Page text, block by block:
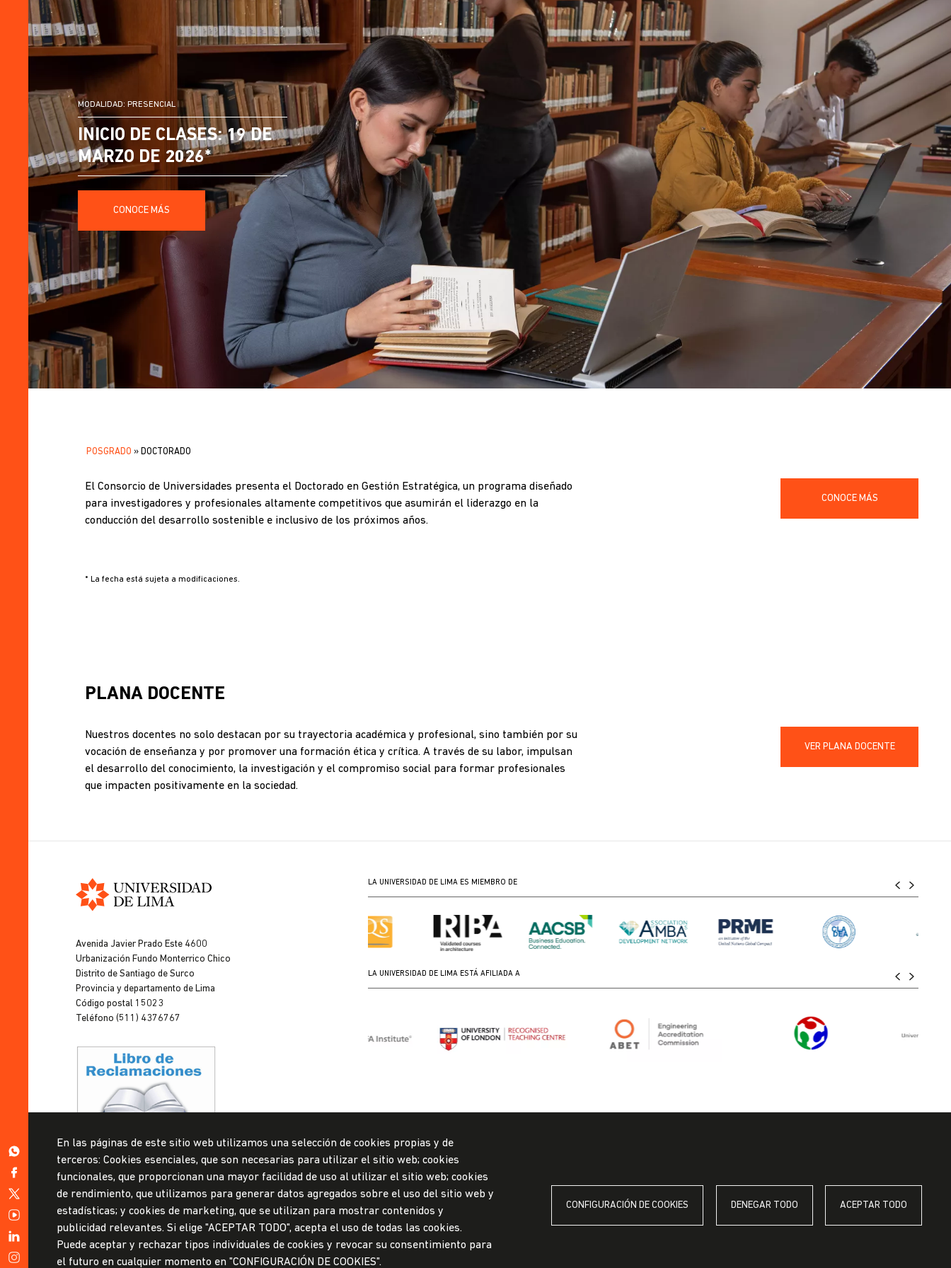
MODALIDAD: PRESENCIAL
INICIO DE CLASES: 19 DE
MARZO DE 2026*
CONOCE MÁS
.SOBRESCRIBIR
ENLACES
DE
A
POSGRADO DOCTORADO
El Consorcio de Universidades presenta el Doctorado en Gestión Estratégica, un programa diseñado
para investigadores y profesionales altamente competitivos que asumirán el liderazgo en la
conducción del desarrollo sostenible e inclusivo de los próximos años.
* La fecha está sujeta a modificaciones.
CONOCE MÁS
PLANA DOCENTE
Nuestros docentes no solo destacan por su trayectoria académica y profesional, sino también por su
vocación de enseñanza y por promover una formación ética y crítica. A través de su labor, impulsan
el desarrollo del conocimiento, la investigación y el compromiso social para formar profesionales
que impacten positivamente en la sociedad.
VER PLANA DOCENTE
de
Lima
Avenida Javier Prado Este 4600
Urbanización Fundo Monterrico Chico
Distrito de Santiago de Surco
Provincia y departamento de Lima
Código postal 15023
Teléfono (511) 4376767
Mesa de partes
© Universidad de Lima, 2024
Todos los derechos reservados
Diseñado porPartners
LA UNIVERSIDAD DE LIMA ES MIEMBRO DE
LA UNIVERSIDAD DE LIMA ESTÁ AFILIADA A
En las páginas de este sitio web utilizamos una selección de cookies propias y de
terceros: Cookies esenciales, que son necesarias para utilizar el sitio web; cookies
funcionales, que proporcionan una mayor facilidad de uso al utilizar el sitio web; cookies
de rendimiento, que utilizamos para generar datos agregados sobre el uso del sitio web y
estadísticas; y cookies de marketing, que se utilizan para mostrar contenidos y
publicidad relevantes. Si elige "ACEPTAR TODO", acepta el uso de todas las cookies.
Puede aceptar y rechazar tipos individuales de cookies y revocar su consentimiento para
el futuro en cualquier momento en "CONFIGURACIÓN DE COOKIES".
CONFIGURACIÓN DE COOKIES DENEGAR TODO ACEPTAR TODO
https://wa.me/51999967160
https://www.facebook.com/ulima.pe
https://twitter.com/udelima
https://www.youtube.com/channel/UCW0tN7v9ZvYGWNJkaAylYQg
https://www.linkedin.com/school/universidad-
de-
https://www.instagram.com/ulimaoficial/